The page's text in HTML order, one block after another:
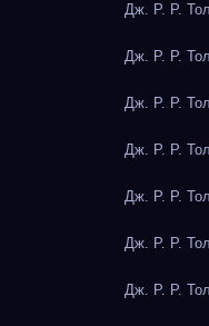
Дж. Р. Р.
Дж. Р. Р.
Дж. Р. Р.
Дж. Р. Р.
Дж. Р. Р.
Дж. Р. Р.
Дж. Р. Р.